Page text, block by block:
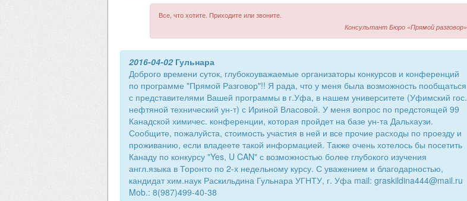
Все, что хотите. Приходите или звоните.
Консультант Бюро «Прямой разговор»
2016-04-02Гульнара
Доброго времени суток, глубокоуважаемые организаторы конкурсов и конференций
по программе "Прямой Разговор"!! Я рада, что у меня была возможность пообщаться
с представителями Вашей программы в г.Уфа, в нашем университете (Уфимский гос.
нефтяной технический ун-т) с Ириной Власовой. У меня вопрос по предстоящей 99
Канадской химичес. конференции, которая пройдет на базе ун-та Дальхаузи.
Сообщите, пожалуйста, стоимость участия в ней и все прочие расходы по проезду и
проживанию, если владеете такой информацией. Также очень хотелось бы посетить
Канаду по конкурсу "Yes, U CAN" с возможностью более глубокого изучения
англ.языка в Торонто по 2-х недельному курсу. С уважением и благодарностью,
кандидат хим.наук Раскильдина Гульнара УГНТУ, г. Уфа mail: graskildina444@mail.ru
Mob.: 8(987)499-40-38